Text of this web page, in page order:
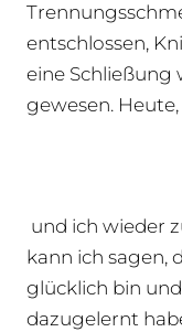
entschlossen,
eine Schließung
gewesen.
und ich wieder
kann ich sagen,
glücklich bin
dazugelernt